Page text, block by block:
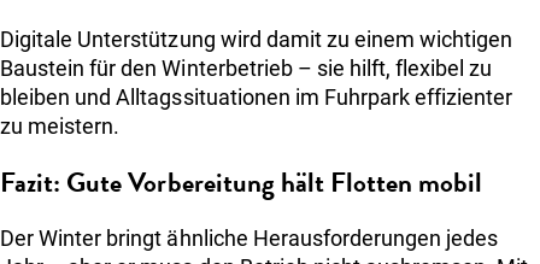
Digitale Unterstützung wird damit zu einem wichtigen
Baustein für den Winterbetrieb – sie hilft, flexibel zu
bleiben und Alltagssituationen im Fuhrpark effizienter
zu meistern.
Fazit: Gute Vorbereitung hält Flotten mobil
Der Winter bringt ähnliche Herausforderungen jedes